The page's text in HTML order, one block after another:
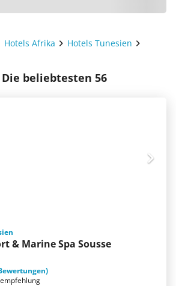
Hotels Afrika
Hotels Tunesien
Die beliebtesten 56
& Marine Spa Sousse